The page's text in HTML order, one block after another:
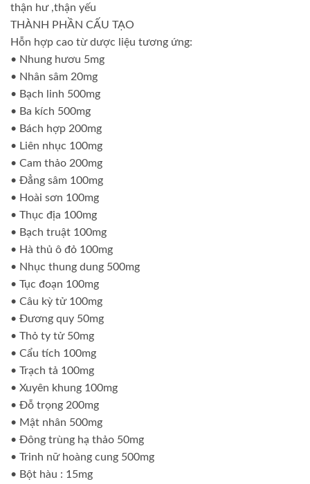
thận hư ,thận yếu
THÀNH PHẦN CẤU TẠO
Hỗn hợp cao từ dược liệu tương ứng:
• Nhung hươu 5mg
• Nhân sâm 20mg
• Bạch linh 500mg
• Ba kích 500mg
• Bách hợp 200mg
• Liên nhục 100mg
• Cam thảo 200mg
• Đẳng sâm 100mg
• Hoài sơn 100mg
• Thục địa 100mg
• Bạch truật 100mg
• Hà thủ ô đỏ 100mg
• Nhục thung dung 500mg
• Tục đoạn 100mg
• Câu kỳ tử 100mg
• Đương quy 50mg
• Thỏ ty tử 50mg
• Cẩu tích 100mg
• Trạch tả 100mg
• Xuyên khung 100mg
• Đỗ trọng 200mg
• Mật nhân 500mg
• Đông trùng hạ thảo 50mg
• Trinh nữ hoàng cung 500mg
• Bột hàu : 15mg